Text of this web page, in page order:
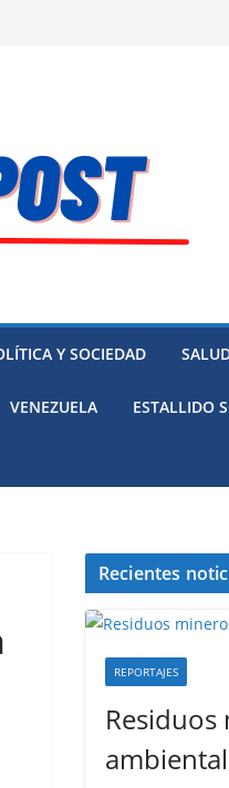
Y SOCIEDAD
VENEZUELA ESTALLIDO
Recientes
REPORTAJES